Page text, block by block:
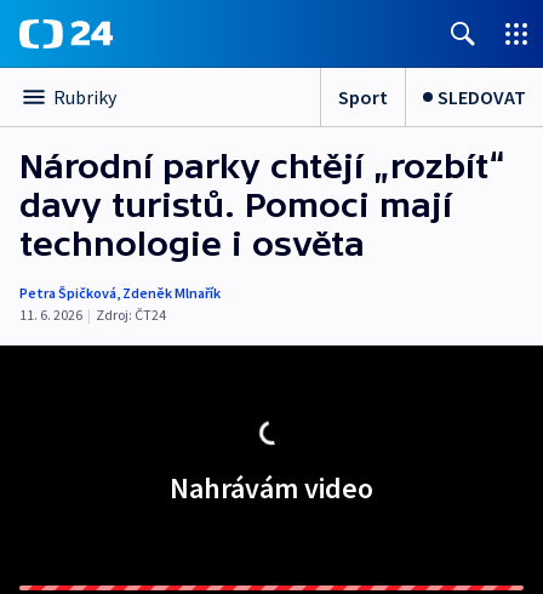
Rubriky Sport SLEDOVAT
Národní parky chtějí „rozbít“
davy turistů. Pomoci mají
technologie i osvěta
Petra Špičková, Zdeněk Mlnařík
11. 6. 2026 | Zdroj: ČT24
Nahrávám video